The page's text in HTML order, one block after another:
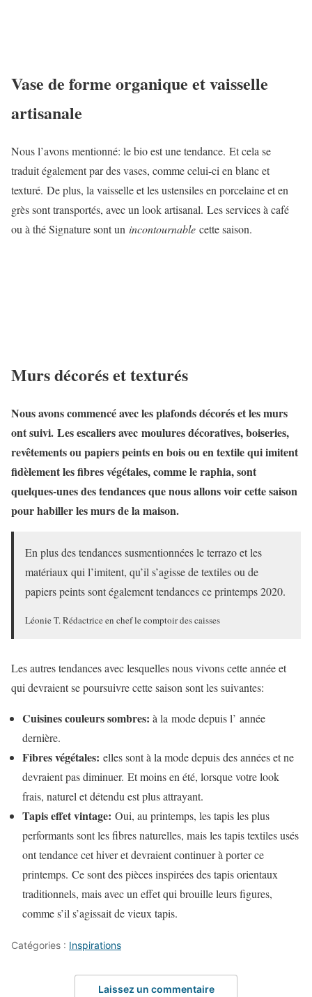
Vase de forme organique et vaisselle
artisanale
Nous l’avons mentionné: le bio est une tendance. Et cela se
traduit également par des vases, comme celui-ci en blanc et
texturé. De plus, la vaisselle et les ustensiles en porcelaine et en
grès sont transportés, avec un look artisanal. Les services à café
ou à thé Signature sont un incontournable cette saison.
Murs décorés et texturés
Nous avons commencé avec les plafonds décorés et les murs
ont suivi. Les escaliers avec moulures décoratives, boiseries,
revêtements ou papiers peints en bois ou en textile qui imitent
fidèlement les fibres végétales, comme le raphia, sont
quelques-unes des tendances que nous allons voir cette saison
pour habiller les murs de la maison.
En plus des tendances susmentionnées le terrazo et les
matériaux qui l’imitent, qu’il s’agisse de textiles ou de
papiers peints sont également tendances ce printemps 2020.
Léonie T. Rédactrice en chef le comptoir des caisses
Les autres tendances avec lesquelles nous vivons cette année et
qui devraient se poursuivre cette saison sont les suivantes:
Cuisines couleurs sombres: à la mode depuis l’ année
dernière.
Fibres végétales: elles sont à la mode depuis des années et ne
devraient pas diminuer. Et moins en été, lorsque votre look
frais, naturel et détendu est plus attrayant.
Tapis effet vintage: Oui, au printemps, les tapis les plus
performants sont les fibres naturelles, mais les tapis textiles usés
ont tendance cet hiver et devraient continuer à porter ce
printemps. Ce sont des pièces inspirées des tapis orientaux
traditionnels, mais avec un effet qui brouille leurs figures,
comme s’il s’agissait de vieux tapis.
Catégories : Inspirations
Laissez un commentaire